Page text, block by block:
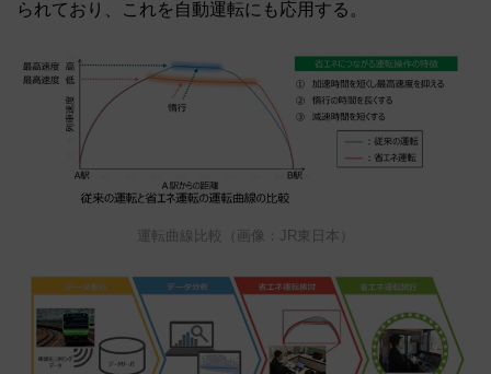
られており、これを自動運転にも応用する。
運転曲線比較（画像：JR東日本）